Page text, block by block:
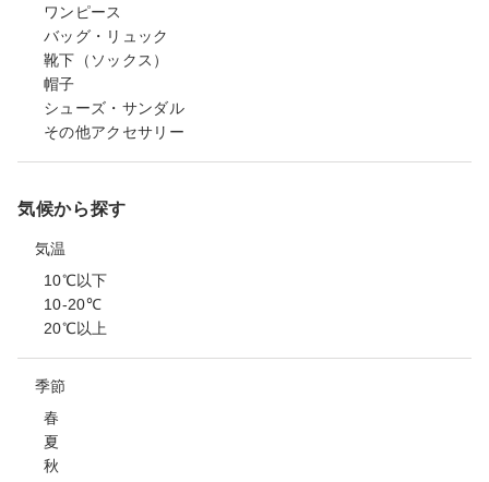
ワンピース
バッグ・リュック
靴下（ソックス）
帽子
シューズ・サンダル
その他アクセサリー
気候から探す
気温
10℃以下
10-20℃
20℃以上
季節
春
夏
秋